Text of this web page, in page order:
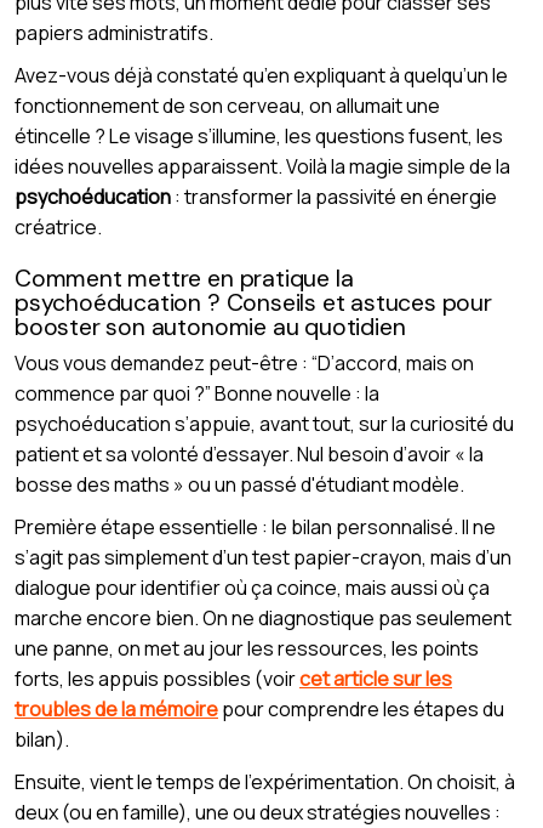
papiers administratifs.
Avez-vous déjà constaté qu’en expliquant à quelqu’un le
fonctionnement de son cerveau, on allumait une
étincelle ? Le visage s’illumine, les questions fusent, les
idées nouvelles apparaissent. Voilà la magie simple de la
psychoéducation: transformer la passivité en énergie
créatrice.
Comment mettre en pratique la
psychoéducation ? Conseils et astuces pour
booster son autonomie au quotidien
Vous vous demandez peut-être : “D’accord, mais on
commence par quoi ?” Bonne nouvelle : la
psychoéducation s’appuie, avant tout, sur la curiosité du
patient et sa volonté d’essayer. Nul besoin d’avoir « la
bosse des maths » ou un passé d'étudiant modèle.
Première étape essentielle : le bilan personnalisé. Il ne
s’agit pas simplement d’un test papier-crayon, mais d’un
dialogue pour identifier où ça coince, mais aussi où ça
marche encore bien. On ne diagnostique pas seulement
une panne, on met au jour les ressources, les points
forts, les appuis possibles (voircet article sur les
troubles de la mémoirepour comprendre les étapes du
bilan).
Ensuite, vient le temps de l’expérimentation. On choisit, à
deux (ou en famille), une ou deux stratégies nouvelles :